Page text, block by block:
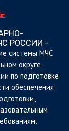
РОССИИ -
системы МЧС
округе,
по подготовке
обеспечения